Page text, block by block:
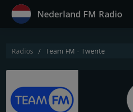
Nederland FM Radio
Radios Team FM - Twente